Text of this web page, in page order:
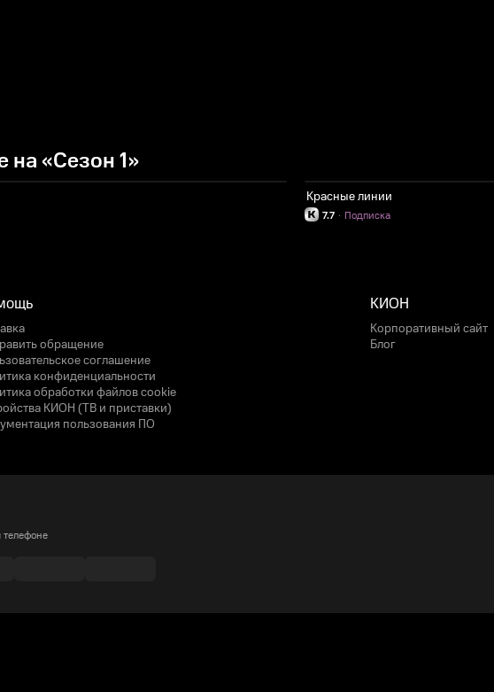
«Сезон 1»
Красные линии
7.7 Подписка
·
обращение
соглашение
конфиденциальности
обработки файлов cookie
КИОН (ТВ и приставки)
пользования ПО
КИОН
Корпоративный сайт
Блог